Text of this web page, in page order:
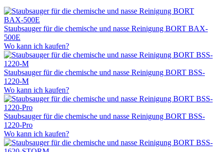
Staubsauger für die chemische und nasse Reinigung BORT BAX-
500E
Wo kann ich kaufen?
Staubsauger für die chemische und nasse Reinigung BORT BSS-
1220-M
Wo kann ich kaufen?
Staubsauger für die chemische und nasse Reinigung BORT BSS-
1220-Pro
Wo kann ich kaufen?